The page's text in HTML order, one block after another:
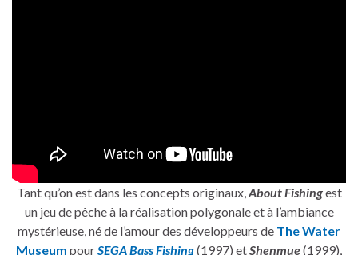
Tant qu’on est dans les concepts originaux,About Fishingest
un jeu de pêche à la réalisation polygonale et à l’ambiance
mystérieuse, né de l’amour des développeurs de The Water
Museum pourSEGA Bass Fishing(1997) etShenmue(1999),